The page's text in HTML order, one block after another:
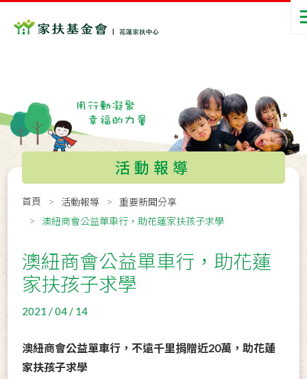
活動報導
首頁 活動報導
重要新聞分享
澳紐商會公益單車行，助花蓮家扶孩子求學
澳紐商會公益單車行，助花蓮
家扶孩子求學
2021 / 04 / 14
澳紐商會公益單車行，不遠千里捐贈近20萬，助花蓮
家扶孩子求學